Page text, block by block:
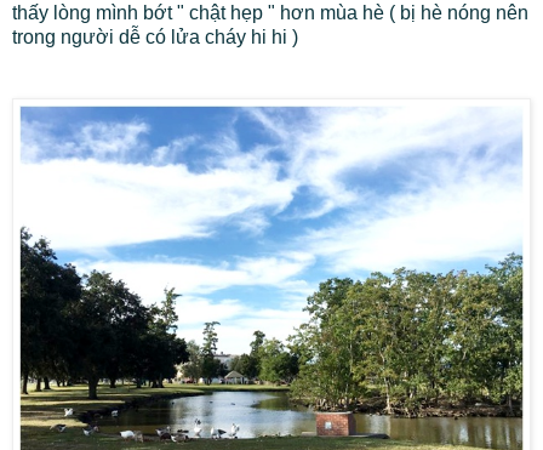
thấy lòng mình bớt " chật hẹp " hơn mùa hè ( bị hè nóng nên
trong người dễ có lửa cháy hi hi )